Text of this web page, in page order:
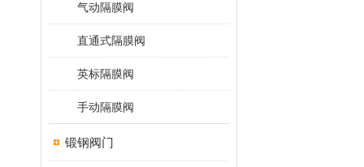
气动隔膜阀
直通式隔膜阀
英标隔膜阀
手动隔膜阀
锻钢阀门